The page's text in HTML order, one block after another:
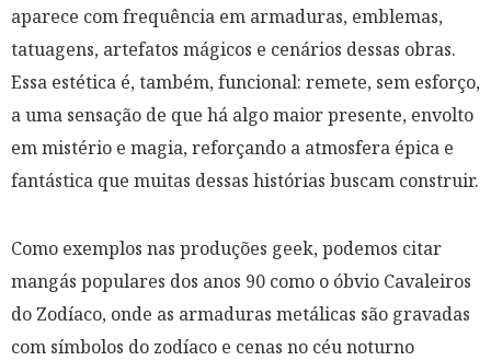
aparece com frequência em armaduras, emblemas,
tatuagens, artefatos mágicos e cenários dessas obras.
Essa estética é, também, funcional: remete, sem esforço,
a uma sensação de que há algo maior presente, envolto
em mistério e magia, reforçando a atmosfera épica e
fantástica que muitas dessas histórias buscam construir.
Como exemplos nas produções geek, podemos citar
mangás populares dos anos 90 como o óbvio Cavaleiros
do Zodíaco, onde as armaduras metálicas são gravadas
com símbolos do zodíaco e cenas no céu noturno